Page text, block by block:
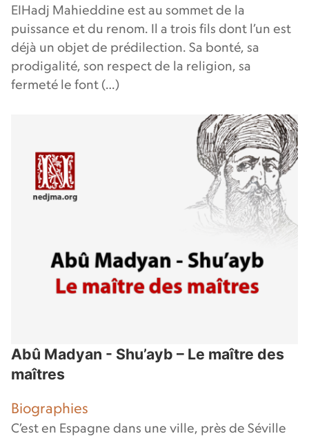
EIHadj Mahieddine est au sommet de la
puissance et du renom. Il a trois fils dont l’un est
déjà un objet de prédilection. Sa bonté, sa
prodigalité, son respect de la religion, sa
fermeté le font (…)
Abû Madyan - Shu’ayb – Le maître des
maîtres
Biographies
C’est en Espagne dans une ville, près de Séville